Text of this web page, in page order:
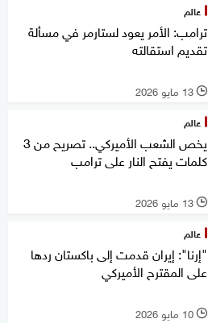
عالم
ترامب: الأمر يعود لستارمر في مسألة
تقديم استقالته
l 13 مايو 2026
عالم
يخص الشعب الأميركي.. تصريح من 3
كلمات يفتح النار على ترامب
l 13 مايو 2026
عالم
"إرنا": إيران قدمت إلى باكستان ردها
على المقترح الأميركي
l 10 مايو 2026